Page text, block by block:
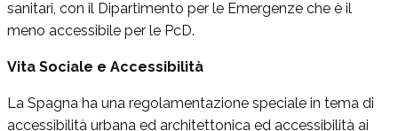
sanitari, con il Dipartimento per le Emergenze che è il
meno accessibile per le PcD.
Vita Sociale e Accessibilità
La Spagna ha una regolamentazione speciale in tema di
accessibilità urbana ed architettonica ed accessibilità ai